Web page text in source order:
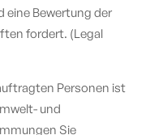
eine Bewertung der
fordert. (Legal
Personen ist
und
Sie